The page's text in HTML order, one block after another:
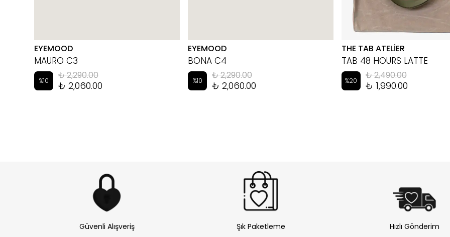
EYEMOOD
MAURO C3
%10 ₺ 2,290.00
₺ 2,060.00
EYEMOOD
BONA C4
%10 ₺ 2,290.00
₺ 2,060.00
THE TAB ATELİER
TAB 48 HOURS LATTE
%20 ₺ 2,490.00
₺ 1,990.00
Güvenli Alışveriş Şık Paketleme Hızlı Gönderim